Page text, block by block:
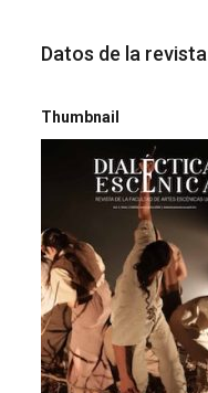
Datos de la revista
Thumbnail